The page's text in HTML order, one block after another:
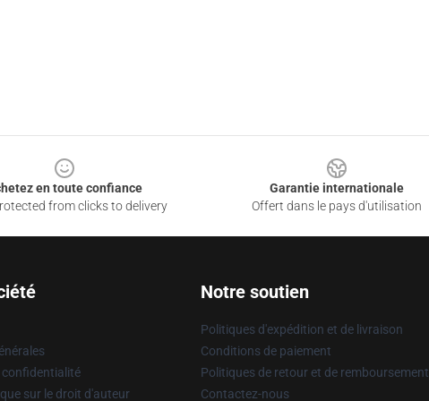
en toute confiance
from clicks to delivery
Garantie internationale
Offert dans le pays d'utilisation
confidentialité
sur le droit d'auteur
Notre soutien
Politiques d'expédition et de livraison
Conditions de paiement
Politiques de retour et de remboursement
Contactez-nous